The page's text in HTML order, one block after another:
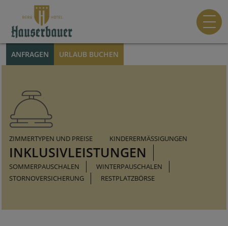
ANFRAGEN URLAUB BUCHEN
ZIMMERTYPEN UND PREISE KINDERERMÄSSIGUNGEN
INKLUSIVLEISTUNGEN
SOMMERPAUSCHALEN
WINTERPAUSCHALEN
STORNOVERSICHERUNG
RESTPLATZBÖRSE